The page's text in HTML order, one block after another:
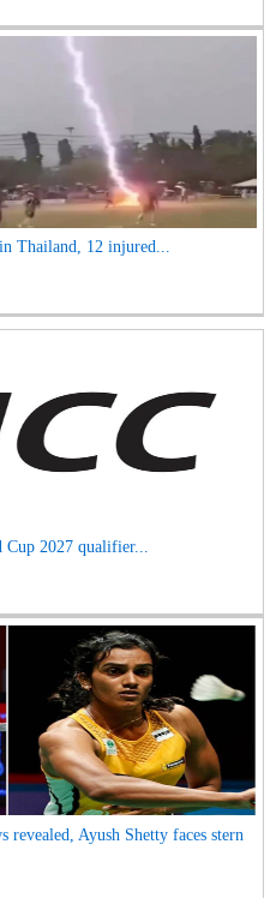
Thailand, 12 injured...
Cup 2027 qualifier...
revealed, Ayush Shetty faces stern